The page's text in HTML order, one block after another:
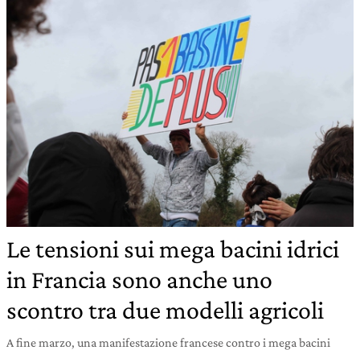
Le tensioni sui mega bacini idrici
in Francia sono anche uno
scontro tra due modelli agricoli
A fine marzo, una manifestazione francese contro i mega bacini